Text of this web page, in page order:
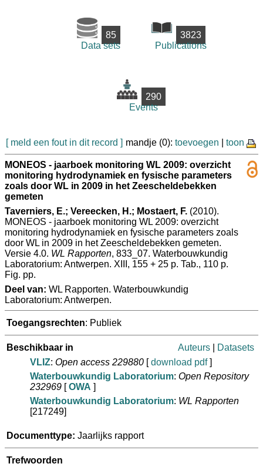
85
Data sets
3823
Publications
290
Events
[ meld een fout in dit record ] mandje (0): toevoegen toon
MONEOS - jaarboek monitoring WL 2009: overzicht
monitoring hydrodynamiek en fysische parameters
zoals door WL in 2009 in het Zeescheldebekken
gemeten
Taverniers, E.; Vereecken, H.; Mostaert, F. (2010).
MONEOS - jaarboek monitoring WL 2009: overzicht
monitoring hydrodynamiek en fysische parameters zoals
door WL in 2009 in het Zeescheldebekken gemeten.
Versie 4.0. WL Rapporten, 833_07. Waterbouwkundig
Laboratorium: Antwerpen. XIII, 155 + 25 p. Tab., 110 p.
Fig. pp.
Deel van: WL Rapporten. Waterbouwkundig
Laboratorium: Antwerpen.
Toegangsrechten: Publiek
Beschikbaar in Auteurs
Datasets
VLIZ: Open access 229880 [download pdf]
Waterbouwkundig Laboratorium: Open Repository
232969 [OWA ]
Waterbouwkundig Laboratorium: WL Rapporten
[217249]
Documenttype: Jaarlijks rapport
Trefwoorden